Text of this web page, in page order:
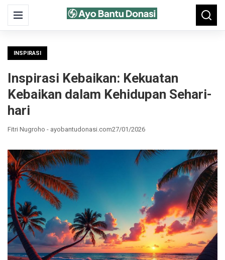
Menu
Search
for:
INSPIRASI
Inspirasi Kebaikan: Kekuatan
Kebaikan dalam Kehidupan Sehari-
hari
Fitri Nugroho - ayobantudonasi.com27/01/2026